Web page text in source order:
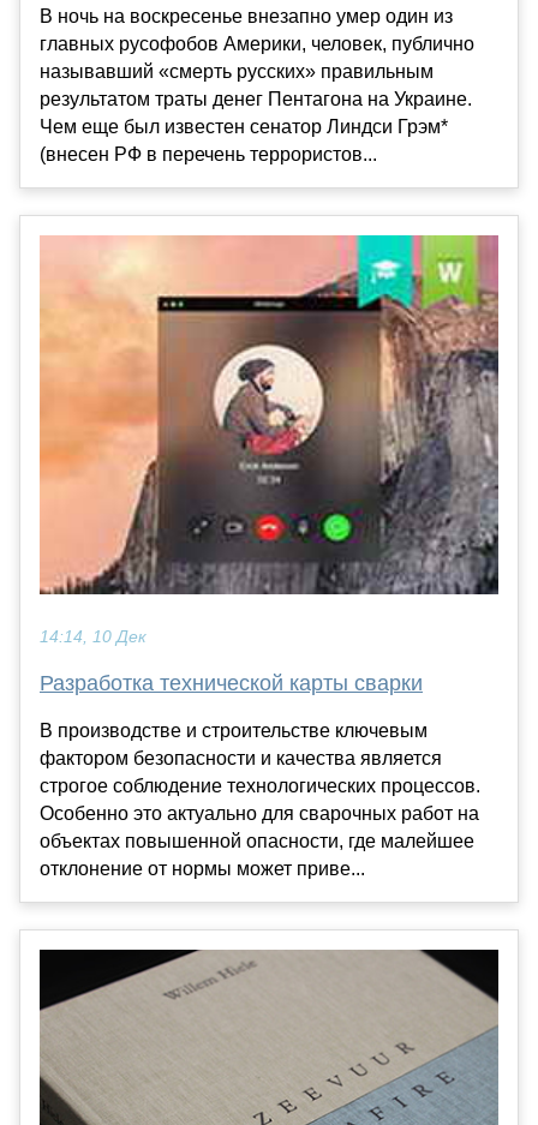
В ночь на воскресенье внезапно умер один из
главных русофобов Америки, человек, публично
называвший «смерть русских» правильным
результатом траты денег Пентагона на Украине.
Чем еще был известен сенатор Линдси Грэм*
(внесен РФ в перечень террористов...
14:14, 10 Дек
Разработка технической карты сварки
В производстве и строительстве ключевым
фактором безопасности и качества является
строгое соблюдение технологических процессов.
Особенно это актуально для сварочных работ на
объектах повышенной опасности, где малейшее
отклонение от нормы может приве...